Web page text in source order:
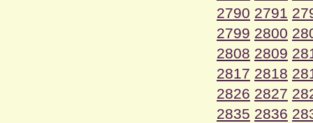
2790 2791
2799 2800
2808 2809
2817 2818
2826 2827
2835 2836